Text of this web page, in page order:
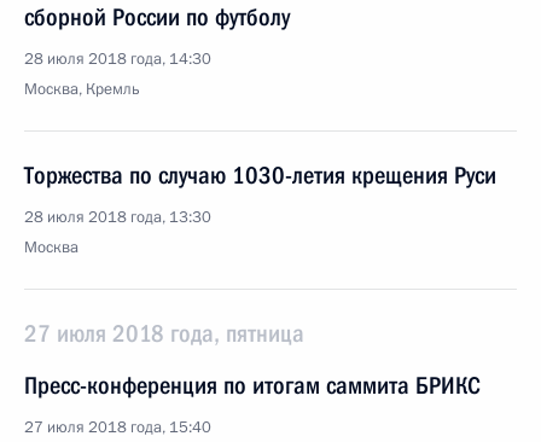
сборной России по футболу
28 июля 2018 года, 14:30
Москва, Кремль
Торжества по случаю 1030-летия крещения Руси
28 июля 2018 года, 13:30
Москва
27 июля 2018 года, пятница
Пресс-конференция по итогам саммита БРИКС
27 июля 2018 года, 15:40